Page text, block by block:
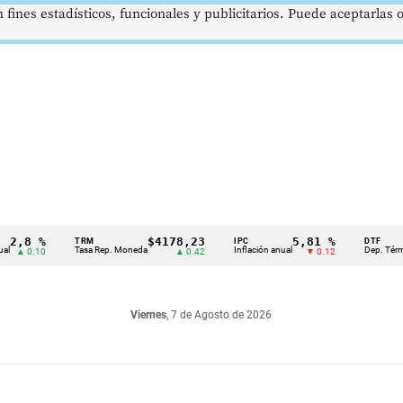
%
Tasa Rep. Moneda
$4178,23
▲ 0.42 Inflación anual
5,81 %
▼ 0.12 Dep. Término
Viernes, 7 de Agosto de 2026
estadísticos, funcionales y publicitarios. Puede aceptarlas